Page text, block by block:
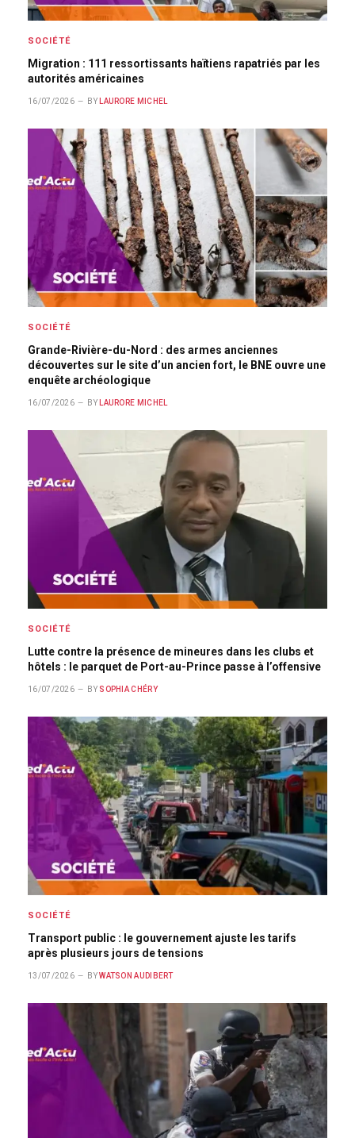
SOCIÉTÉ
Migration : 111 ressortissants haïtiens rapatriés par les
autorités américaines
16/07/2026 BY LAURORE MICHEL
SOCIÉTÉ
Grande-Rivière-du-Nord : des armes anciennes
découvertes sur le site d’un ancien fort, le BNE ouvre une
enquête archéologique
16/07/2026 BY LAURORE MICHEL
SOCIÉTÉ
Lutte contre la présence de mineures dans les clubs et
hôtels : le parquet de Port-au-Prince passe à l’offensive
16/07/2026 BY SOPHIA CHÉRY
SOCIÉTÉ
Transport public : le gouvernement ajuste les tarifs
après plusieurs jours de tensions
13/07/2026 BY WATSON AUDIBERT